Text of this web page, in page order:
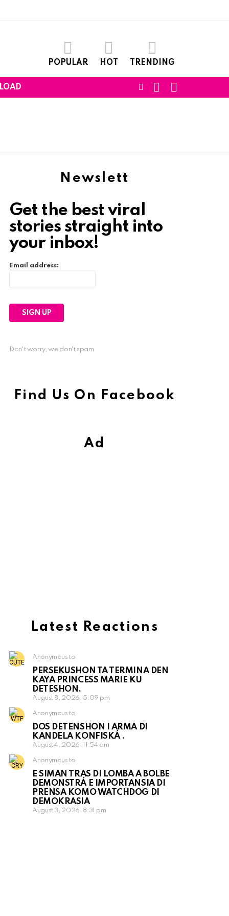
POPULAR HOT TRENDING
FOLLOWSEARCH
Newslett
Get the best viral
stories straight into
your inbox!
Email address:
Don't worry, we don't spam
Find Us On Facebook
Ad
Latest Reactions
Anonymous to
PERSEKUSHON TA TERMINA DEN
KAYA PRINCESS MARIE KU
DETESHON.
August 8, 2026, 5:09 pm
Anonymous to
DOS DETENSHON I ARMA DI
KANDELA KONFISKÁ .
August 4, 2026, 11:54 am
Anonymous to
E SIMAN TRAS DI LOMBA A BOLBE
DEMONSTRÁ E IMPORTANSIA DI
PRENSA KOMO WATCHDOG DI
DEMOKRASIA
August 3, 2026, 8:31 pm